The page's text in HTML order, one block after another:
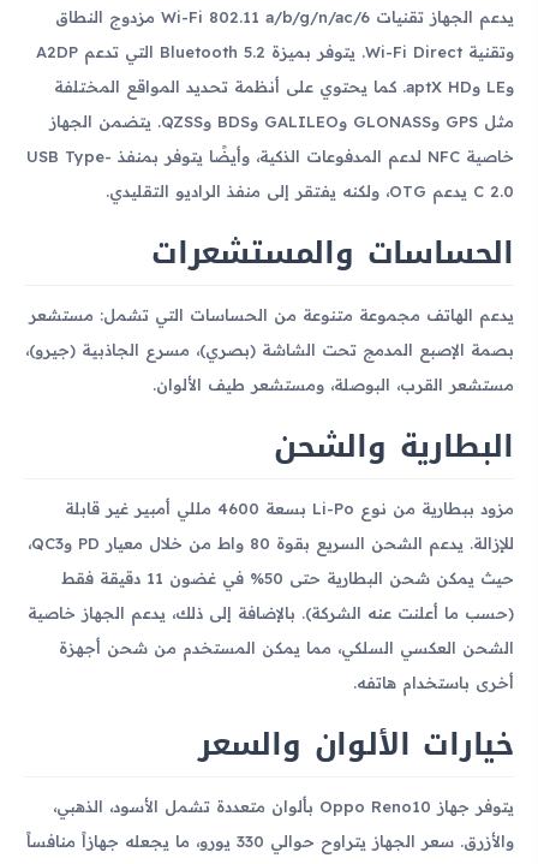
يدعم الجهاز تقنيات Wi-Fi 802.11 a/b/g/n/ac/6 مزدوج النطاق
وتقنية Wi-Fi Direct. يتوفر بميزة Bluetooth 5.2 التي تدعم A2DP
وLE وaptX HD. كما يحتوي على أنظمة تحديد المواقع المختلفة
مثل GPS وGLONASS وGALILEO وBDS وQZSS. يتضمن الجهاز
خاصية NFC لدعم المدفوعات الذكية، وأيضًا يتوفر بمنفذ USB Type-
C 2.0 يدعم OTG، ولكنه يفتقر إلى منفذ الراديو التقليدي.
الحساسات والمستشعرات
يدعم الهاتف مجموعة متنوعة من الحساسات التي تشمل: مستشعر
بصمة الإصبع المدمج تحت الشاشة (بصري)، مسرع الجاذبية (جيرو)،
مستشعر القرب، البوصلة، ومستشعر طيف الألوان.
البطارية والشحن
مزود ببطارية من نوع Li-Po بسعة 4600 مللي أمبير غير قابلة
للإزالة. يدعم الشحن السريع بقوة 80 واط من خلال معيار PD وQC3،
حيث يمكن شحن البطارية حتى 50% في غضون 11 دقيقة فقط
(حسب ما أعلنت عنه الشركة). بالإضافة إلى ذلك، يدعم الجهاز خاصية
الشحن العكسي السلكي، مما يمكن المستخدم من شحن أجهزة
أخرى باستخدام هاتفه.
خيارات الألوان والسعر
يتوفر جهاز Oppo Reno10 بألوان متعددة تشمل الأسود، الذهبي،
والأزرق. سعر الجهاز يتراوح حوالي 330 يورو، ما يجعله جهازاً منافساً